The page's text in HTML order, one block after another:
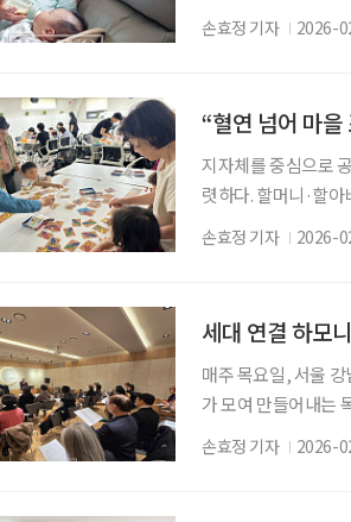
간은 돌봄 노동의
는 방식으로 일하며
손효정 기자 2026-
“혈연 넘어 마
지자체를 중심으로
렷하다. 할머니·할
곳에서 육아를 배우
을 회복해간다. 더
손효정 기자 2026-
세대 연결 하모
매주 목요일, 서울
가 모여 만들어내는
공간에는 설명하기
장이다. ‘브라보 마
손효정 기자 2026-